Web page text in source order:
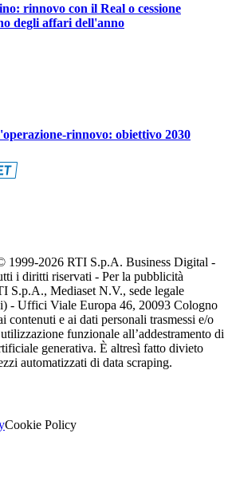
rinnovo con il Real o cessione
degli affari dell'anno
rinnovo: obiettivo 2030
1999-2026 RTI S.p.A. Business Digital -
i diritti riservati - Per la pubblicità
S.p.A., Mediaset N.V., sede legale
- Uffici Viale Europa 46, 20093 Cologno
contenuti e ai dati personali trasmessi e/o
funzionale all’addestramento di
generativa. È altresì fatto divieto
automatizzati di data scraping.
Cookie Policy